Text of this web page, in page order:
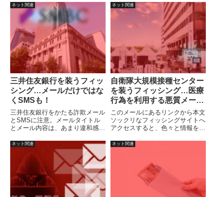
を煽るようなキーワードを含んだ
タイトルはフィッシングと思って
対応しましょう。
ネット関連
三井住友銀行を装うフィッ
シング…メールだけではな
くSMSも！
三井住友銀行をかたる詐欺メール
とSMSに注意。メールタイトル
とメール内容は、あまり違和感が
ネット関連
自衛隊大規模接種センター
を装うフィッシング…医療
行為を利用する悪質メー
ル！
このメールにあるリンクから本文
ソックリなフィッシングサイトへ
アクセスすると、色々と情報を収
繋げますので、騙された事に気づ
ネット関連 ネット関連